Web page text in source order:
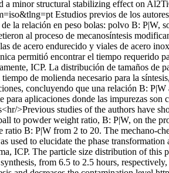
minor structural stabilizing effect on
Estudios previos de los
la relación en peso bolas: polvo B: P|W,
al proceso de mecanosíntesis
de acero endurecido y viales de acero
permitió encontrar el tiempo requerido
ICP. La distribución de tamaños
de molienda necesario para la
concluyendo que una relación B:
aplicaciones donde las impurezas
>Previous studies of the authors have
to powder weight ratio, B: P|W, on the
B: P|W from 2 to 20. The mechano-
to elucidate the phase
ICP. The particle size distribution of
from 6.5 to 2.5 hours,